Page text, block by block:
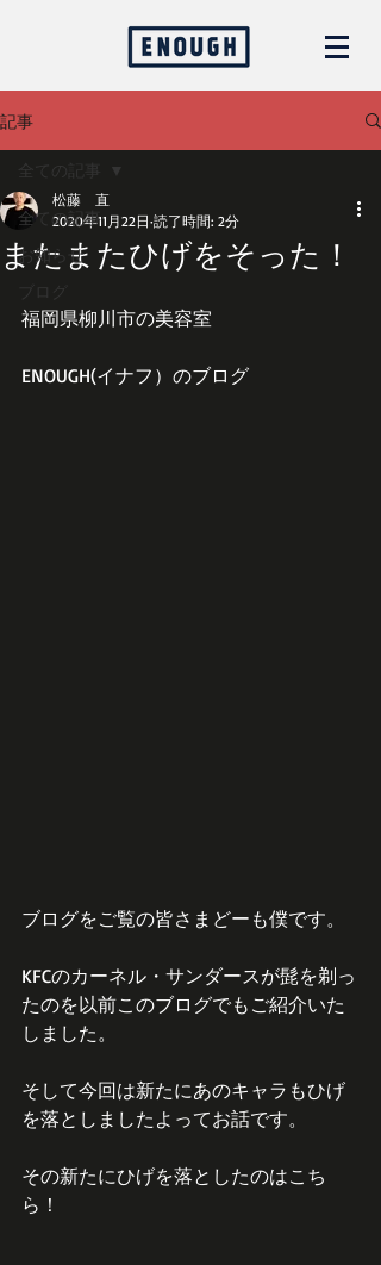
記事
全ての記事
お知らせ
ブログ
全ての記事
またまたひげをそった！
松藤 直
2020年11月22日 読了時間: 2分
福岡県柳川市の美容室
ENOUGH(イナフ）のブログ
ブログをご覧の皆さまどーも僕です。
KFCのカーネル・サンダースが髭を剃っ
たのを以前このブログでもご紹介いた
しました。
そして今回は新たにあのキャラもひげ
を落としましたよってお話です。
その新たにひげを落としたのはこち
ら！